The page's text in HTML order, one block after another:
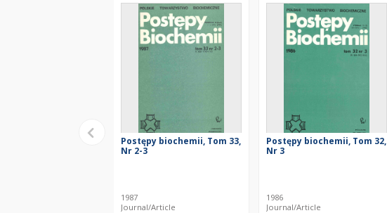
Postępy biochemii, Tom 33,
Nr 2-3
1987
Journal/Article
Postępy biochemii, Tom 32,
Nr 3
1986
Journal/Article